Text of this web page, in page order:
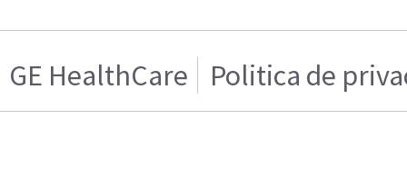
GE HealthCare Politica de